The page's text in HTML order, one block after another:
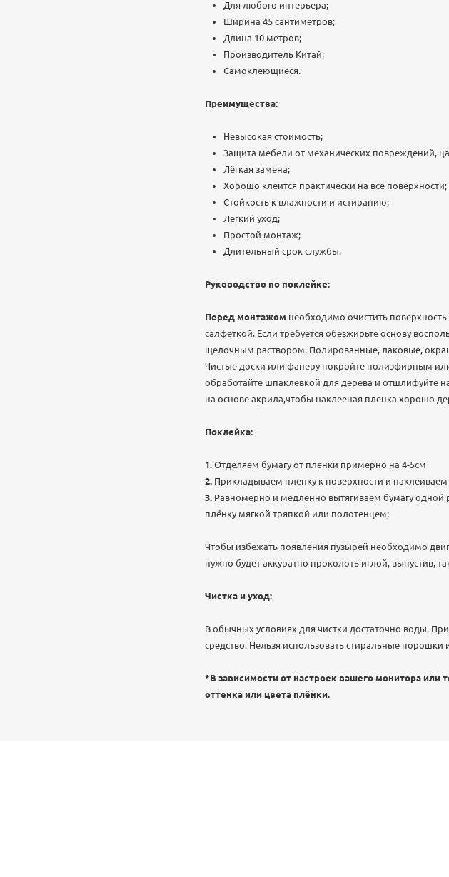
Для любого интерьера;
Ширина 45 сантиметров;
Длина 10 метров;
Производитель Китай;
Самоклеющиеся.
Преимущества:
Невысокая стоимость;
Защита мебели от механических повреждений,
Лёгкая замена;
Хорошо клеится практически на все поверхности;
Стойкость к влажности и истиранию;
Легкий уход;
Простой монтаж;
Длительный срок службы.
Руководство по поклейке:
Перед монтажом необходимо очистить
салфеткой. Если требуется обезжирьте основу
щелочным раствором. Полированные, лаковые,
Чистые доски или фанеру покройте полиэфирным
обработайте шпаклевкой для дерева и отшлифуйте
на основе акрила,чтобы наклееная пленка хорошо
Поклейка:
Отделяем бумагу от пленки примерно на 4-5см
Прикладываем пленку к поверхности и
Равномерно и медленно вытягиваем бумагу одной
плёнку мягкой тряпкой или полотенцем;
Чтобы избежать появления пузырей необходимо
нужно будет аккуратно проколоть иглой, выпустив,
Чистка и уход:
В обычных условиях для чистки достаточно воды.
средство. Нельзя использовать стиральные
*В зависимости от настроек вашего монитора или
оттенка или цвета плёнки.